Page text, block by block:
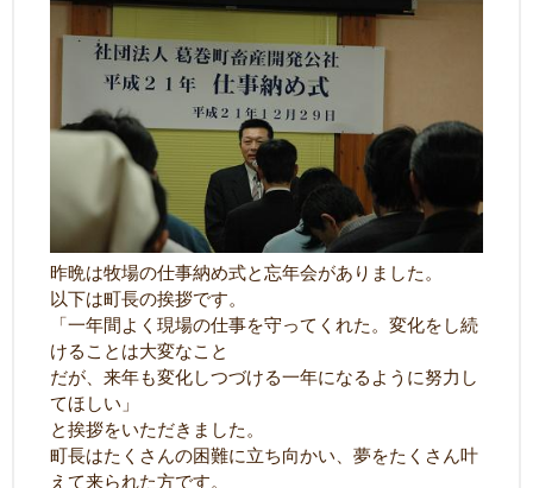
昨晩は牧場の仕事納め式と忘年会がありました。
以下は町長の挨拶です。
「一年間よく現場の仕事を守ってくれた。変化をし続
けることは大変なこと
だが、来年も変化しつづける一年になるように努力し
てほしい」
と挨拶をいただきました。
町長はたくさんの困難に立ち向かい、夢をたくさん叶
えて来られた方です。